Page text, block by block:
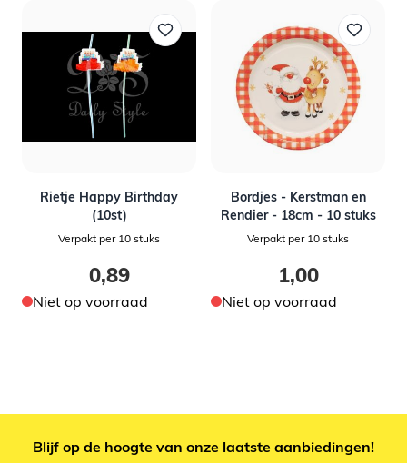
Rietje Happy Birthday
(10st)
Verpakt per 10 stuks
0,89
Niet op voorraad
Bordjes - Kerstman en
Rendier - 18cm - 10 stuks
Verpakt per 10 stuks
1,00
Niet op voorraad
Blijf op de hoogte van onze laatste aanbiedingen!